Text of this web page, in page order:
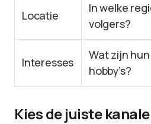
Locatie
In welke
volgers?
Interesses
Wat zijn
hobby’s?
Kies de juiste